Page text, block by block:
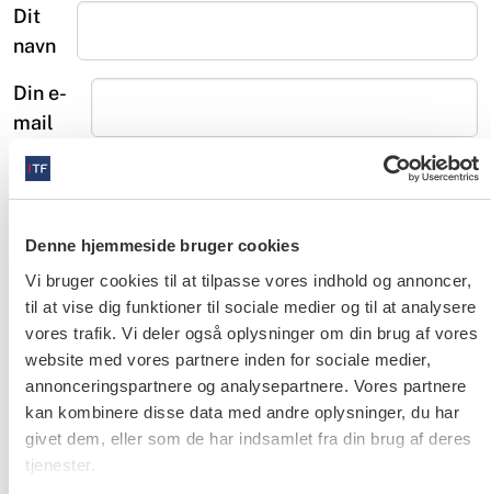
Denne hjemmeside bruger cookies
Vi bruger cookies til at tilpasse vores indhold og annoncer,
til at vise dig funktioner til sociale medier og til at analysere
vores trafik. Vi deler også oplysninger om din brug af vores
website med vores partnere inden for sociale medier,
annonceringspartnere og analysepartnere. Vores partnere
kan kombinere disse data med andre oplysninger, du har
givet dem, eller som de har indsamlet fra din brug af deres
tjenester.
Dit
navn
Din e-
mail
Emne